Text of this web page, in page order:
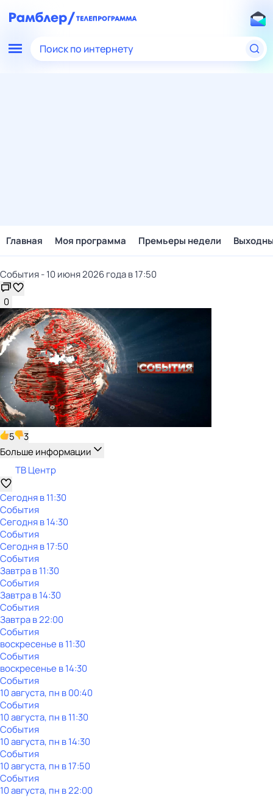
Поиск по интернету
Главная Моя программа Премьеры недели
События - 10 июня 2026 года в 17:50
0
5
3
Больше информации
ТВ Центр
Сегодня в 11:30
События
Сегодня в 14:30
События
Сегодня в 17:50
События
Завтра в 11:30
События
Завтра в 14:30
События
Завтра в 22:00
События
воскресенье в11:30
События
воскресенье в14:30
События
10 августа, пн в 00:40
События
10 августа, пн в 11:30
События
10 августа, пн в 14:30
События
10 августа, пн в 17:50
События
10 августа, пн в 22:00